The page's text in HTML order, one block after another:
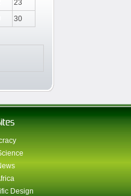
23
30
Design